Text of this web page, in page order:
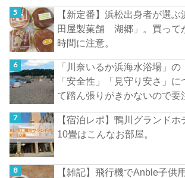
【新定番】浜松出身者が選
田屋製菓舗 湖郷」。買って
時間に注意。
「川奈いるか浜海水浴場」の
「安全性」「見守り安さ」
て踏ん張りがきかないので要
【宿泊レポ】鴨川グランド
10畳はこんなお部屋。
【雑記】飛行機でAnble子供